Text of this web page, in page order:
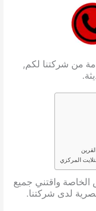
من شركتنا لكم,
المركزي
واقتني جميع
لدى شركتنا.